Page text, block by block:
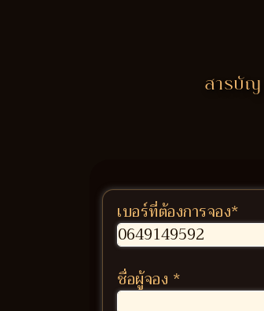
สารบัญ
เบอร์ที่ต้องการจอง*
ชื่อผู้จอง *